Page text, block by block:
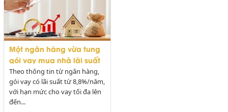
Một ngân hàng vừa tung
gói vay mua nhà lãi suất
từ 8,8%/năm
Theo thông tin từ ngân hàng,
gói vay có lãi suất từ 8,8%/năm,
với hạn mức cho vay tối đa lên
đến...